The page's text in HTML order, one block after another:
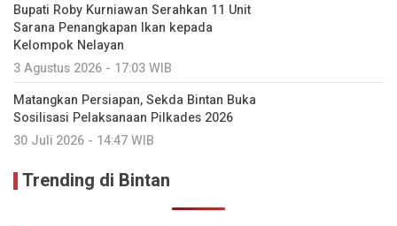
Bupati Roby Kurniawan Serahkan 11 Unit
Sarana Penangkapan Ikan kepada
Kelompok Nelayan
3 Agustus 2026 - 17:03 WIB
Matangkan Persiapan, Sekda Bintan Buka
Sosilisasi Pelaksanaan Pilkades 2026
30 Juli 2026 - 14:47 WIB
Trending di Bintan